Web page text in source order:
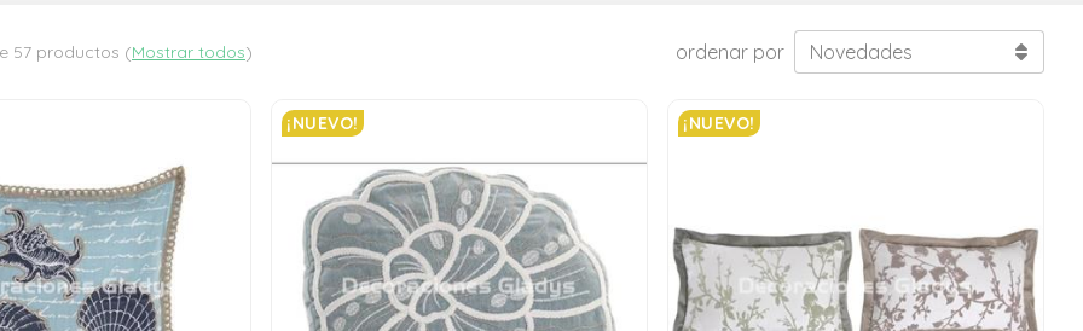
57 productos (Mostrar todos) ordenar por
¡NUEVO! ¡NUEVO!